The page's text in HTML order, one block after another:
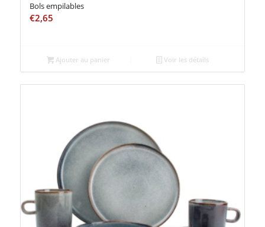
Bols empilables
€2,65
Ajouter au panier Voir les détails